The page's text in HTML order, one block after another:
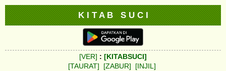
K I T A B S U C I
[VER] : [KITABSUCI]
[TAURAT]
[ZABUR]
[INJIL]